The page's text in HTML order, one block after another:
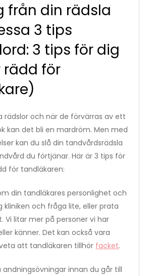
från din rädsla
3 tips
3 tips för dig
rädd för
rädslor och när de förvärras av ett
kan det bli en mardröm. Men med
kan du slå din tandvårdsrädsla
du förtjänar. Här är 3 tips för
för tandläkaren:
din tandläkares personlighet och
kliniken och fråga lite, eller prata
Vi litar mer på personer vi har
känner. Det kan också vara
att tandläkaren tillhör facket.
andningsövningar innan du går till